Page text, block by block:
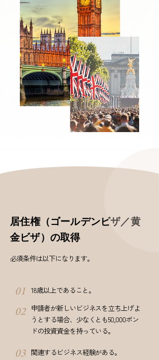
居住権（ゴールデンビザ／黄
金ビザ） の取得
必須条件は以下になります。
01 18歳以上であること。
02
申請者が新しいビジネスを立ち上げよ
うとする場合、少なくとも50,000ポン
ドの投資資金を持っている。
03 関連するビジネス経験がある。